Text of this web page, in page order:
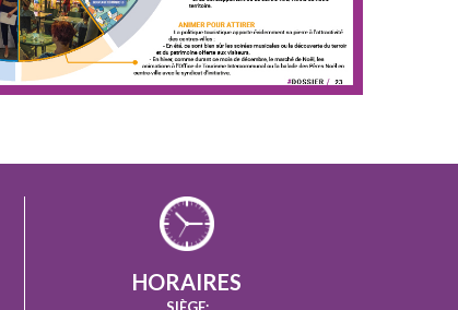
HORAIRES